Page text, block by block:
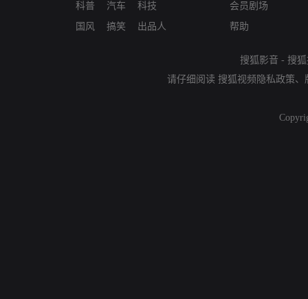
科普
国风
汽车
搞笑
科技
出品人
会员剧场
帮助
搜狐影音 - 搜
请仔细阅读 搜狐视频隐私政策、